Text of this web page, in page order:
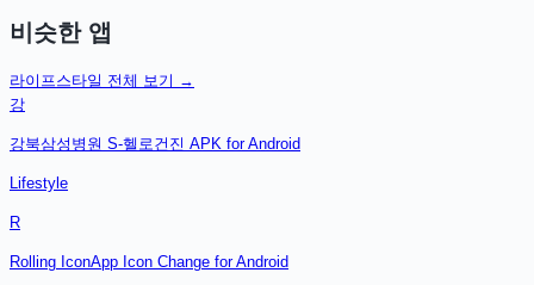
비슷한 앱
라이프스타일 전체 보기 →
강
강북삼성병원 S-헬로건진 APK for Android
Lifestyle
R
Rolling IconApp Icon Change for Android